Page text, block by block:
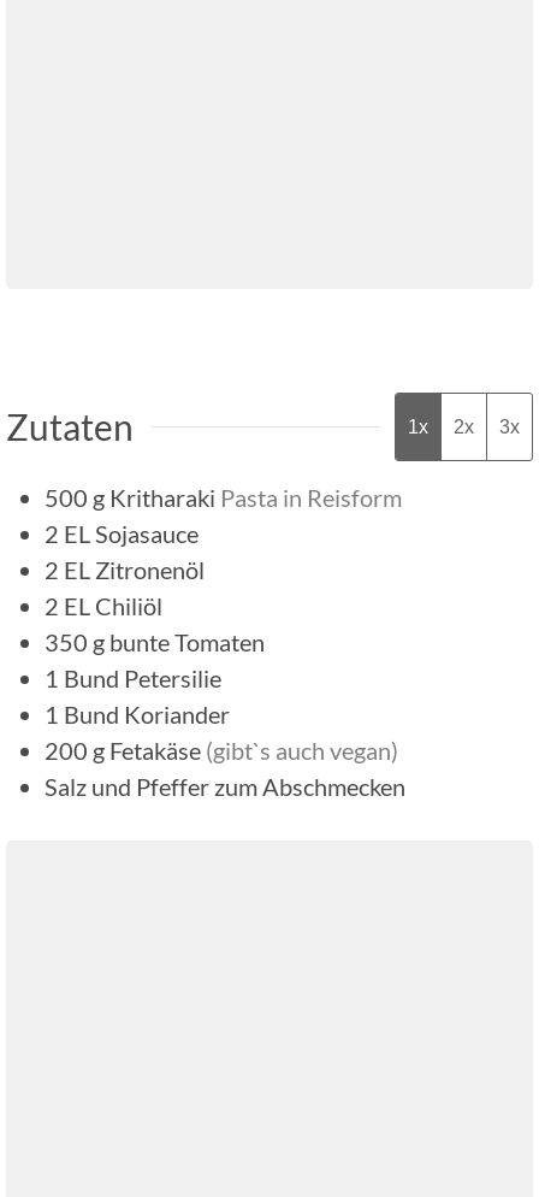
Zutaten 1x 2x 3x
500 g Kritharaki Pasta in Reisform
2 ELSojasauce
2 EL Zitronenöl
2 EL Chiliöl
350 g bunte Tomaten
1 Bund Petersilie
1 Bund Koriander
200 g Fetakäse (gibt`s auch vegan)
Salz und Pfeffer zum Abschmecken